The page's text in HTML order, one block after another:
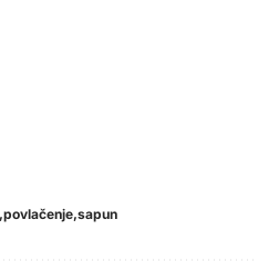
povlačenje sapun